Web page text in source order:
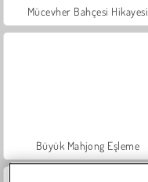
Mücevher Bahçesi Hikayesi
Büyük Mahjong Eşleme